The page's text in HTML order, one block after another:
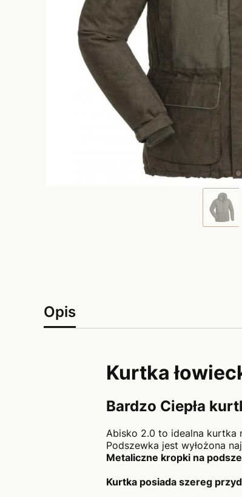
Opis
Kurtka
Bardzo Ciepła
Abisko 2.0 to idealna kurtka
Podszewka jest wyłożona
Metaliczne kropki na
Kurtka posiada szereg